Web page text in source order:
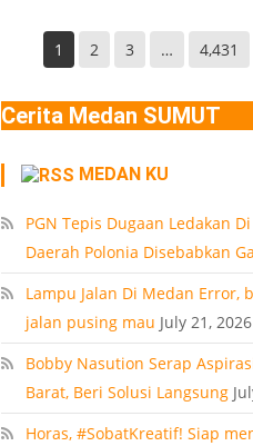
Serdang
Ledakan
Rumah
Polonia
PT
1 2 3 … 4,431
Cerita Medan SUMUT
MEDAN KU
PGN Tepis Dugaan Ledakan
Daerah Polonia Disebabkan
Lampu Jalan Di Medan Error,
jalan pusing mau July 21, 2026
Bobby Nasution Serap
Barat, Beri Solusi Langsung
Horas, #SobatKreatif! Siap